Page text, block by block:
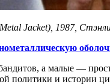
Jacket), 1987,
а малые —
политики и истории